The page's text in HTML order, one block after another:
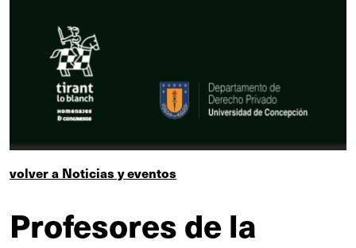
volver a Noticias y eventos
Profesores de la